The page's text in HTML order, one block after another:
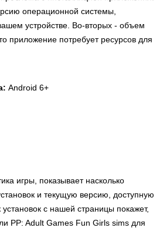
операционной системы,
устройстве. Во-вторых - объем
приложение потребует ресурсов для
Android 6+
игры, показывает насколько
и текущую версию, доступную
установок с нашей страницы покажет,
PP: Adult Games Fun Girls sims для